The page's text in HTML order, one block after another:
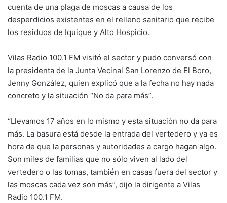
cuenta de una plaga de moscas a causa de los
desperdicios existentes en el relleno sanitario que recibe
los residuos de Iquique y Alto Hospicio.
Vilas Radio 100.1 FM visitó el sector y pudo conversó con
la presidenta de la Junta Vecinal San Lorenzo de El Boro,
Jenny González, quien explicó que a la fecha no hay nada
concreto y la situación “No da para más”.
“Llevamos 17 años en lo mismo y esta situación no da para
más. La basura está desde la entrada del vertedero y ya es
hora de que la personas y autoridades a cargo hagan algo.
Son miles de familias que no sólo viven al lado del
vertedero o las tomas, también en casas fuera del sector y
las moscas cada vez son más”, dijo la dirigente a Vilas
Radio 100.1 FM.